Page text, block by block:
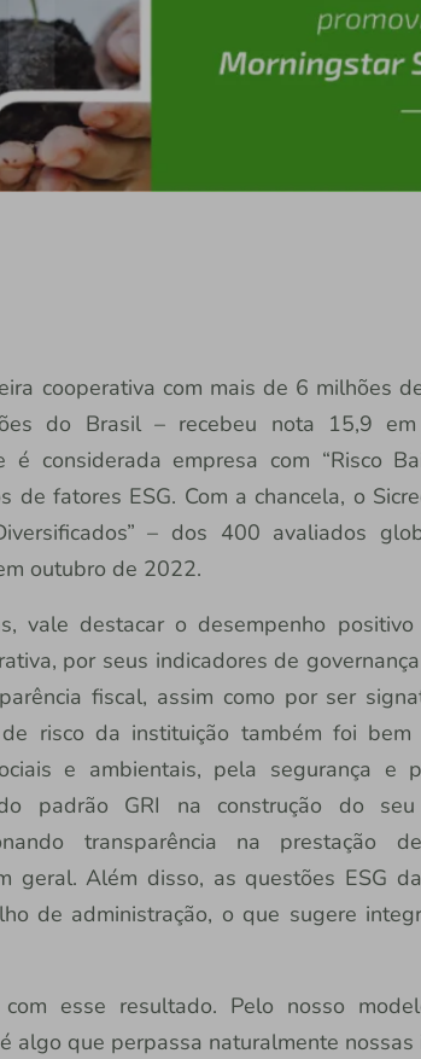
cooperativa com mais de 6 milhões
do Brasil – recebeu nota 15,9
é considerada empresa com “Risco
de fatores ESG. Com a chancela, o
– dos 400 avaliados
outubro de 2022.
vale destacar o desempenho
por seus indicadores de
fiscal, assim como por ser
risco da instituição também foi bem
e ambientais, pela segurança e
padrão GRI na construção do
transparência na prestação
geral. Além disso, as questões ESG
de administração, o que sugere
esse resultado. Pelo nosso
algo que perpassa naturalmente nossas